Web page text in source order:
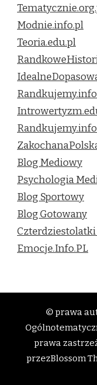
Modnie.info.pl
Teoria.edu.pl
Blog Mediowy
Psychologia
Blog Sportowy
Blog Gotowany
Emocje.Info.PL
© prawa
prawa
przezBlossom